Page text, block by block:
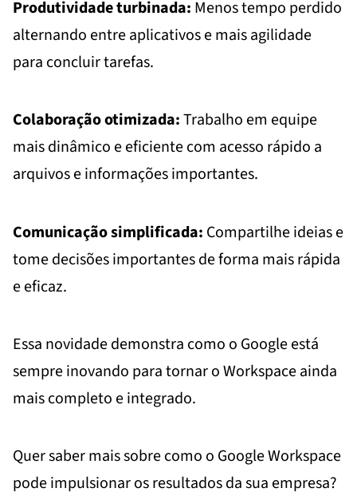
Produtividade turbinada: Menos tempo perdido
alternando entre aplicativos e mais agilidade
para concluir tarefas.
Colaboração otimizada:Trabalho em equipe
mais dinâmico e eficiente com acesso rápido a
arquivos e informações importantes.
Comunicação simplificada: Compartilhe ideias e
tome decisões importantes de forma mais rápida
e eficaz.
Essa novidade demonstra como o Google está
sempre inovando para tornar o Workspace ainda
mais completo e integrado.
Quer saber mais sobre como o Google Workspace
pode impulsionar os resultados da sua empresa?